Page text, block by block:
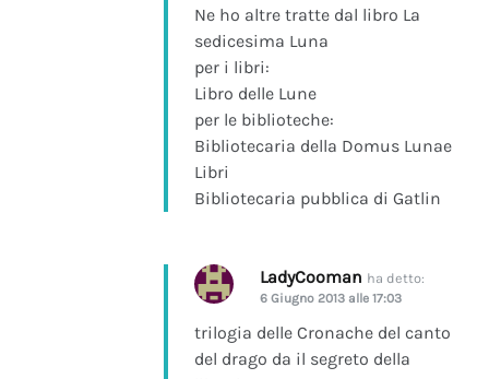
Ne ho altre tratte dal libro La
sedicesima Luna
per i libri:
Libro delle Lune
per le biblioteche:
Bibliotecaria della Domus Lunae
Libri
Bibliotecaria pubblica di Gatlin
LadyCooman ha detto:
6 Giugno 2013 alle 17:03
trilogia delle Cronache del canto
del drago da il segreto della